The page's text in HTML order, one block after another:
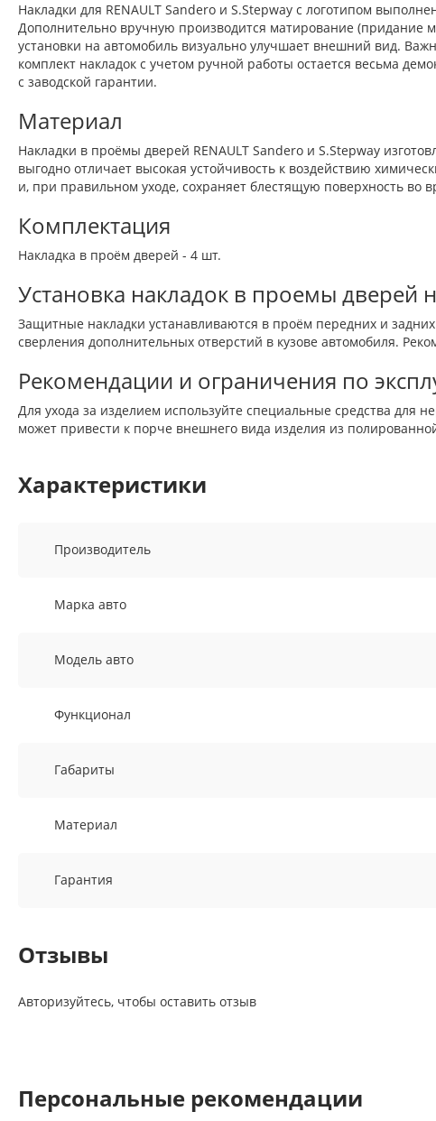
Накладки для RENAULT Sandero и S.Stepway с логотипом
Дополнительно вручную производится матирование (придание
установки на автомобиль визуально улучшает внешний вид.
комплект накладок с учетом ручной работы остается весьма
с заводской гарантии.
Материал
Накладки в проёмы дверей RENAULT Sandero и S.Stepway
выгодно отличает высокая устойчивость к воздействию
и, при правильном уходе, сохраняет блестящую поверхность во
Комплектация
Накладка в проём дверей - 4 шт.
Установка накладок в проемы дверей
Защитные накладки устанавливаются в проём передних и
сверления дополнительных отверстий в кузове автомобиля.
Рекомендации и ограничения по
Для ухода за изделием используйте специальные средства
может привести к порче внешнего вида изделия из
Характеристики
Производитель
Марка авто
Модель авто
Функционал
Габариты
Материал
Гарантия
Отзывы
Авторизуйтесь, чтобы оставить отзыв
Персональные рекомендации